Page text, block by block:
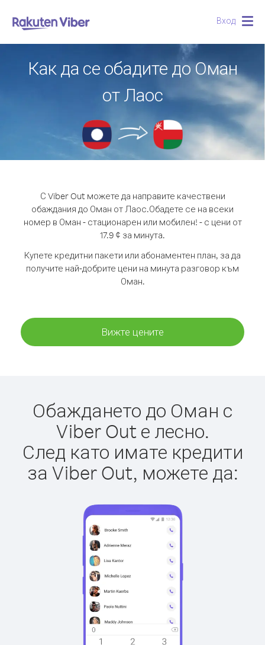
Вход
Как да се обадите до Оман
от Лаос
С Viber Out можете да направите качествени
обаждания до Оман от Лаос.Обадете се на всеки
номер в Оман - стационарен или мобилен! - с цени от
17.9 ¢ за минута.
Купете кредитни пакети или абонаментен план, за да
получите най-добрите цени на минута разговор към
Оман.
Вижте цените
Обаждането до Оман с
Viber Out е лесно.
След като имате кредити
за Viber Out, можете да: